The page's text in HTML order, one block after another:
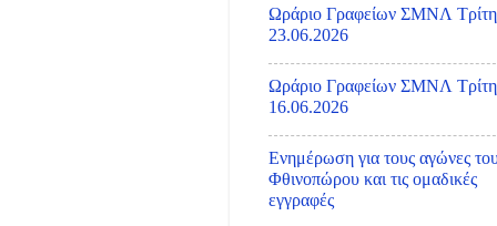
Ωράριο Γραφείων ΣΜΝΛ Τρίτη
23.06.2026
Ωράριο Γραφείων ΣΜΝΛ Τρίτη
16.06.2026
Ενημέρωση για τους αγώνες
Φθινοπώρου και τις ομαδικές
εγγραφές